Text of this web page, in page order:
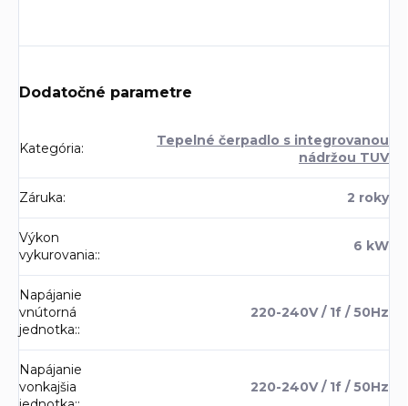
Dodatočné parametre
Kategória:
Tepelné čerpadlo s integrovanou
nádržou TUV
Záruka: 2 roky
Výkon
vykurovania::
6 kW
Napájanie
vnútorná
jednotka::
220-240V / 1f / 50Hz
Napájanie
vonkajšia
220-240V / 1f / 50Hz